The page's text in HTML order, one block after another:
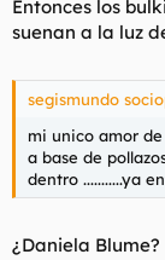
Entonces los
suenan a la luz
segismundo
mi unico amor
a base de
dentro ...........ya
¿Daniela Blume?